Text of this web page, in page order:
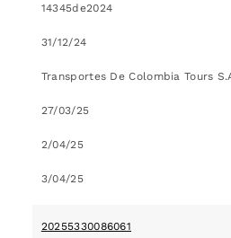
14345de2024
31/12/24
Transportes De Colombia Tours
27/03/25
2/04/25
3/04/25
20255330086061